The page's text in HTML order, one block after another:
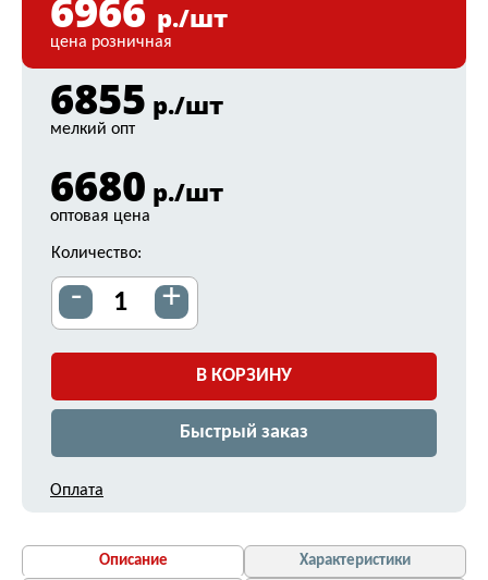
р./шт
цена розничная
6855 р./шт
мелкий опт
6680 р./шт
оптовая цена
Количество:
- +
В КОРЗИНУ
Быстрый заказ
Оплата
Описание
Характеристики